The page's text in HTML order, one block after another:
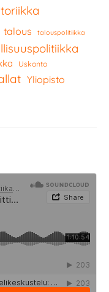
talous talouspolitiikka
Uskonto
Yliopisto